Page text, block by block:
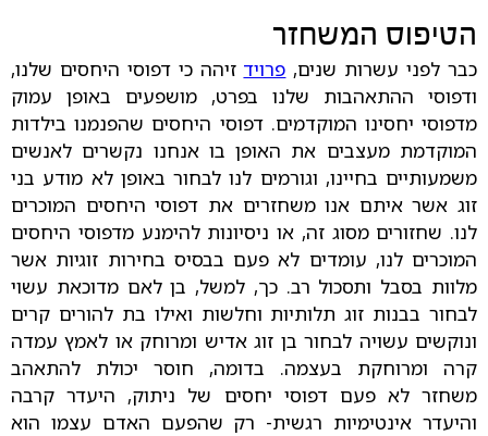
הטיפוס המשחזר
כבר לפני עשרות שנים, פרויד זיהה כי דפוסי היחסים שלנו,
ודפוסי ההתאהבות שלנו בפרט, מושפעים באופן עמוק
מדפוסי יחסינו המוקדמים. דפוסי היחסים שהפנמנו בילדות
המוקדמת מעצבים את האופן בו אנחנו נקשרים לאנשים
משמעותיים בחיינו, וגורמים לנו לבחור באופן לא מודע בני
זוג אשר איתם אנו משחזרים את דפוסי היחסים המוכרים
לנו. שחזורים מסוג זה, או ניסיונות להימנע מדפוסי היחסים
המוכרים לנו, עומדים לא פעם בבסיס בחירות זוגיות אשר
מלוות בסבל ותסכול רב. כך, למשל, בן לאם מדוכאת עשוי
לבחור בבנות זוג תלותיות וחלשות ואילו בת להורים קרים
ונוקשים עשויה לבחור בן זוג אדיש ומרוחק או לאמץ עמדה
קרה ומרוחקת בעצמה. בדומה, חוסר יכולת להתאהב
משחזר לא פעם דפוסי יחסים של ניתוק, היעדר קרבה
והיעדר אינטימיות רגשית- רק שהפעם האדם עצמו הוא